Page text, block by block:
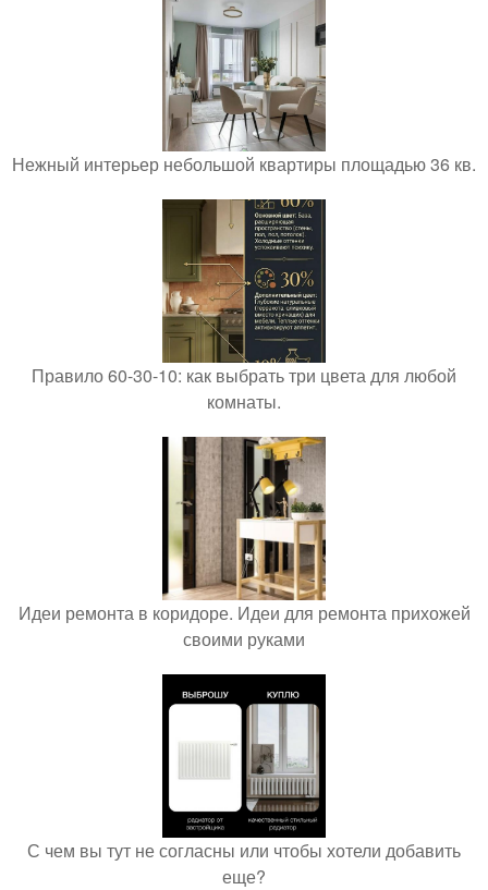
Нежный интерьер небольшой квартиры площадью 36 кв.
Правило 60-30-10: как выбрать три цвета для любой
комнаты.
Идеи ремонта в коридоре. Идеи для ремонта прихожей
своими руками
С чем вы тут не согласны или чтобы хотели добавить
еще?